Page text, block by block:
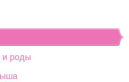
и роды